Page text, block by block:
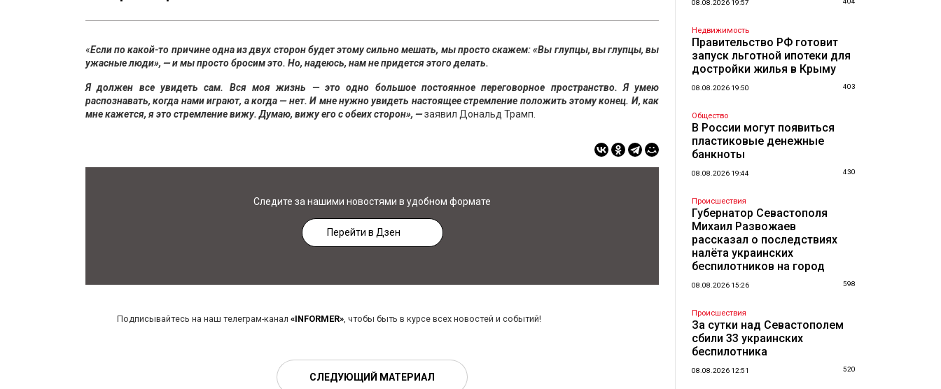
«Если по какой-то причине одна из двух сторон будет этому сильно мешать, мы просто скажем: «Вы глупцы, вы глупцы, вы
ужасные люди», — и мы просто бросим это. Но, надеюсь, нам не придется этого делать.
Я должен все увидеть сам. Вся моя жизнь — это одно большое постоянное переговорное пространство. Я умею
распознавать, когда нами играют, а когда — нет. И мне нужно увидеть настоящее стремление положить этому конец. И, как
мне кажется, я это стремление вижу. Думаю, вижу его с обеих сторон», —заявил Дональд Трамп.
Следите за нашими новостями в удобном формате
Перейти в Дзен
Подписывайтесь на наш телеграм-канал «INFORMER», чтобы быть в курсе всех новостей и событий!
СЛЕДУЮЩИЙ МАТЕРИАЛ
08.08.2026 19:57
Недвижимость
Правительство РФ готовит
запуск льготной ипотеки для
достройки жилья в Крыму
08.08.2026 19:50 403
Общество
В России могут появиться
пластиковые денежные
банкноты
08.08.2026 19:44 430
Происшествия
Губернатор Севастополя
Михаил Развожаев
рассказал о последствиях
налёта украинских
беспилотников на город
08.08.2026 15:26 598
Происшествия
За сутки над Севастополем
сбили 33 украинских
беспилотника
08.08.2026 12:51 520